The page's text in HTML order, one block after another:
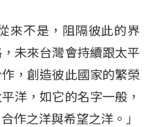
來不是，阻隔彼此的界
未來台灣會持續跟太平
，創造彼此國家的繁榮
洋，如它的名字一般，
作之洋與希望之洋。」